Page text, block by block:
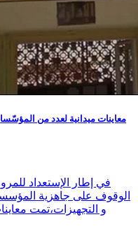
معاينات ميدانية لعدد من
الوقوف على جاهزية
و التجهيزات،تمت